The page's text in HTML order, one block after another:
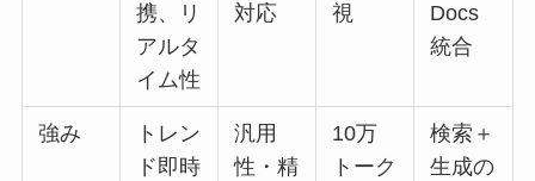
携、リ
アルタ
イム性
対応
視
Docs
統合
強み
トレン
ド即時
汎用
性・精
10万
トーク
検索＋
生成の